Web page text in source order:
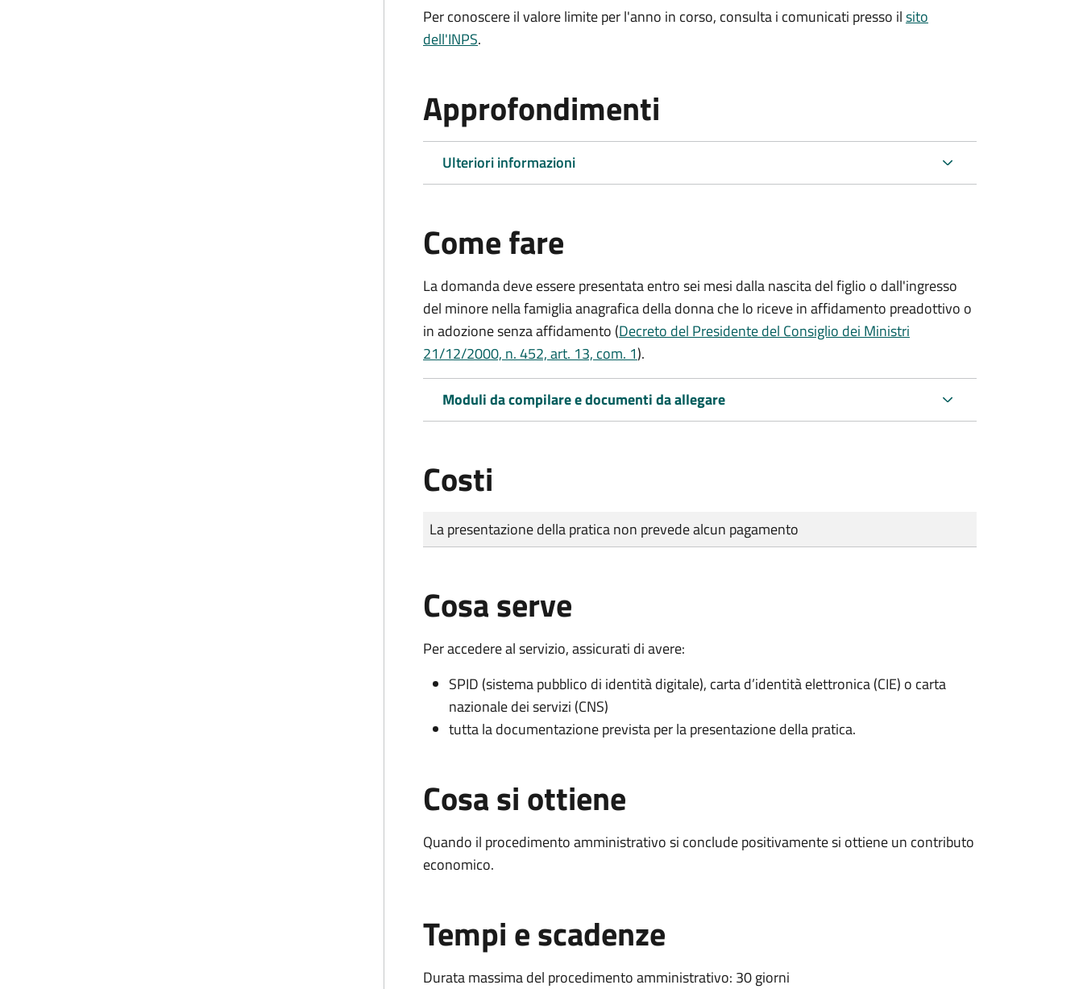
Per conoscere il valore limite per l'anno in corso, consulta i comunicati presso ilsito
dell'INPS.
Approfondimenti
Ulteriori informazioni
Come fare
La domanda deve essere presentataentro sei mesi dalla nascita del figlio o dall'ingresso
del minore nella famiglia anagrafica della donna che lo riceve in affidamento preadottivo o
in adozione senza affidamento (Decreto del Presidente del Consiglio dei Ministri
21/12/2000, n. 452, art. 13, com. 1).
Moduli da compilare e documenti da allegare
Costi
Tipo di pagamento
Importo
La presentazione della pratica non prevede alcun pagamento
Cosa serve
Per accedere al servizio, assicurati di avere:
SPID (sistema pubblico di identità digitale), carta d’identità elettronica (CIE) o carta
nazionale dei servizi (CNS)
tutta la documentazione prevista per la presentazione della pratica.
Cosa si ottiene
Quando il procedimento amministrativo si conclude positivamente si ottiene un contributo
economico.
Tempi e scadenze
Durata massima del procedimento amministrativo: 30 giorni